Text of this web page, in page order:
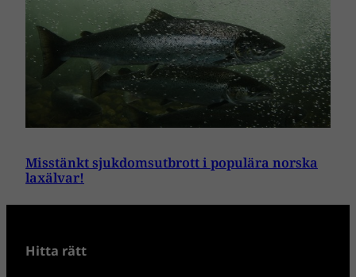
Misstänkt sjukdomsutbrott i populära norska
laxälvar!
Hitta rätt